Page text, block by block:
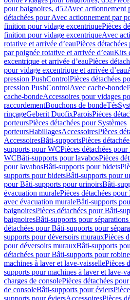
pour baignoires, d52Avec actionnement
détachées pour Avec actionnement par
finition pour vidage excentriquePièces
finition pour vidage excentriqueAvec
rotative et arrivée d’eauPièces
par poignée rotative et arrivée d’eauKits
excentrique et arrivée d’eauPièces
pour vidage excentrique et arrivée d’eau
pression PushControlPièces détachées
pression PushControlAvec cache-bonde
cache-bondeAccessoires pour vidages
raccordementBouchons de bondeTés
rinçageGeberit DuofixParoisPièces
porteursPièces détachées pour Systèmes
porteursHabillagesAccessoiresPièces
AccessoiresBâti-supportsPièces
supports pour WCPièces détachées
WCBâti-supports pour lavabosPièces
pour lavabosBâti-supports pour bidets
supports pour bidetsBâti-supports pour
pour Bâti-supports pour urinoirsBâti-
évacuation muralePièces détachées
avec évacuation muraleBâti-supports
baignoiresPièces détachées pour Bâti-
baignoiresBâti-supports pour
détachées pour Bâti-supports pour
supports pour déversoirs murauxPièces
pour déversoirs murauxBâti-supports
détachées pour Bâti-supports pour
machines à laver et lave-vaissellePièces
supports pour machines à laver et lave-
charges de consolePièces détachées
de consoleBâti-supports pour éviers
supports pour éviersAccessoiresPièces